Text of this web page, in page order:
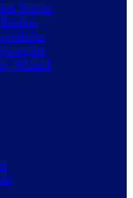
Somos
Equipe
Wizard